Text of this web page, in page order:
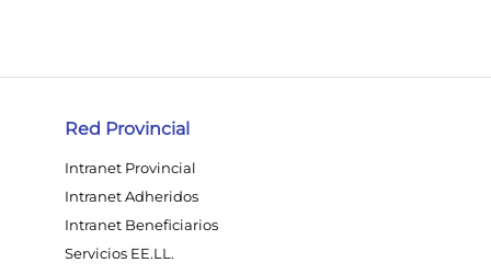
Red Provincial
Intranet Provincial
Intranet Adheridos
Intranet Beneficiarios
Servicios EE.LL.